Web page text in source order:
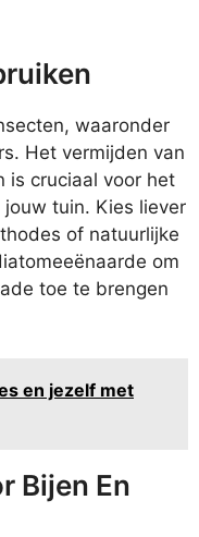
waaronder
Het vermijden van
is cruciaal voor het
tuin. Kies liever
of natuurlijke
om
toe te brengen
en jezelf met
Bijen En